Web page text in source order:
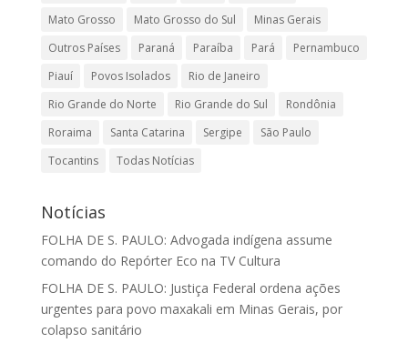
Mato Grosso
Mato Grosso do Sul
Minas Gerais
Outros Países
Paraná Paraíba Pará
Pernambuco
Piauí
Povos Isolados
Rio de Janeiro
Rio Grande do Norte
Rio Grande do Sul
Rondônia
Roraima
Santa Catarina Sergipe
São Paulo
Tocantins
Todas Notícias
Notícias
FOLHA DE S. PAULO: Advogada indígena assume
comando do Repórter Eco na TV Cultura
FOLHA DE S. PAULO: Justiça Federal ordena ações
urgentes para povo maxakali em Minas Gerais, por
colapso sanitário